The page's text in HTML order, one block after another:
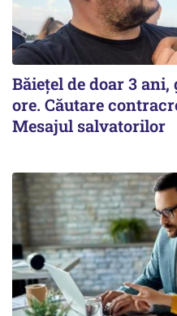
Băiețel de doar 3
ore. Căutare
Mesajul salvatorilor